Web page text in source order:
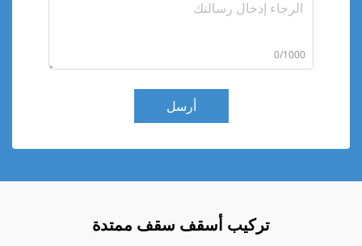
0/1000
أرسل
تركيب أسقف سقف ممتدة